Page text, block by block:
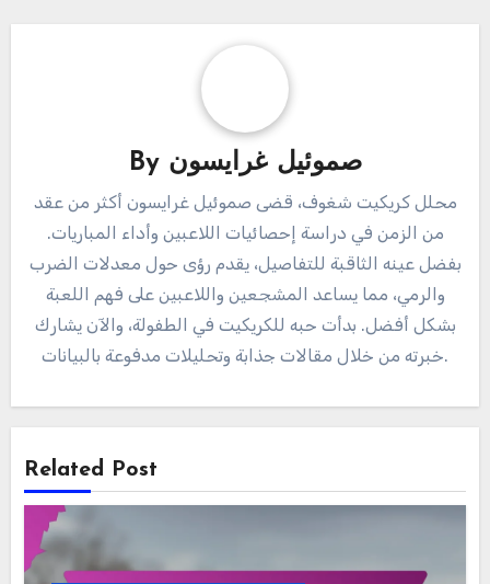
By صموئيل غرايسون
محلل كريكيت شغوف، قضى صموئيل غرايسون أكثر من عقد
من الزمن في دراسة إحصائيات اللاعبين وأداء المباريات.
بفضل عينه الثاقبة للتفاصيل، يقدم رؤى حول معدلات الضرب
والرمي، مما يساعد المشجعين واللاعبين على فهم اللعبة
بشكل أفضل. بدأت حبه للكريكيت في الطفولة، والآن يشارك
خبرته من خلال مقالات جذابة وتحليلات مدفوعة بالبيانات.
Related Post